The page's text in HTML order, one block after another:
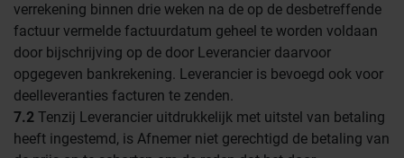
verrekening binnen drie weken na de op de desbetreffende
factuur vermelde factuurdatum geheel te worden voldaan
door bijschrijving op de door Leverancier daarvoor
opgegeven bankrekening. Leverancier is bevoegd ook voor
deelleveranties facturen te zenden.
7.2 Tenzij Leverancier uitdrukkelijk met uitstel van betaling
heeft ingestemd, is Afnemer niet gerechtigd de betaling van